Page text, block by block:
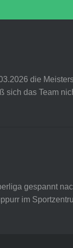
die
sich das Team
gespannt
im